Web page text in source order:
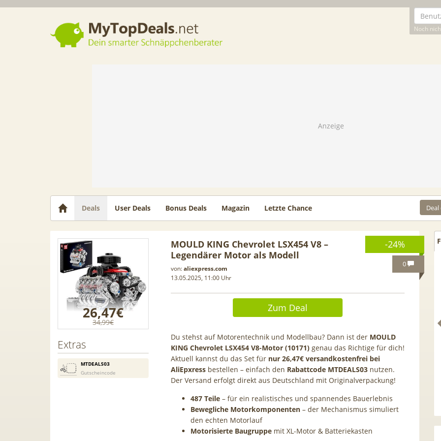
Noch
Dein smarter Schnäppchenberater
Deals User Deals Bonus Deals Magazin Letzte Chance
-24%
0
26,47€
34,99€
Extras
MTDEALS03
Gutscheincode
MOULD KING Chevrolet LSX454 V8 –
Legendärer Motor als Modell
von:aliexpress.com
13.05.2025, 11:00 Uhr
Zum Deal
Du stehst auf Motorentechnik und Modellbau? Dann ist der MOULD
KING Chevrolet LSX454 V8-Motor (10171) genau das Richtige für dich!
Aktuell kannst du das Set für nur 26,47€ versandkostenfrei bei
AliEpxress bestellen – einfach den Rabattcode MTDEALS03 nutzen.
Der Versand erfolgt direkt aus Deutschland mit Originalverpackung!
487 Teile – für ein realistisches und spannendes Bauerlebnis
Bewegliche Motorkomponenten – der Mechanismus simuliert
den echten Motorlauf
Motorisierte Baugruppe mit XL-Motor & Batteriekasten
80GB für 29,99€ mit GigaKombi
Galaxy S26 (256GB) für 169€ +
50GB 5G Otelo Vodafone Allnet
für 19,99€ + 50€ BONUS
Vodafone Allnet für 7,99€
| 0,00€ Anschlusskosten